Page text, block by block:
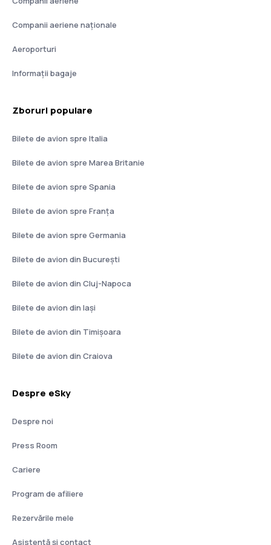
Companii aeriene naţionale
Aeroporturi
Informații bagaje
Zboruri populare
Bilete de avion spre Italia
Bilete de avion spre Marea Britanie
Bilete de avion spre Spania
Bilete de avion spre Franţa
Bilete de avion spre Germania
Bilete de avion din București
Bilete de avion din Cluj-Napoca
Bilete de avion din Iași
Bilete de avion din Timișoara
Bilete de avion din Craiova
Despre eSky
Despre noi
Press Room
Cariere
Program de afiliere
Rezervările mele
Asistenţă şi contact